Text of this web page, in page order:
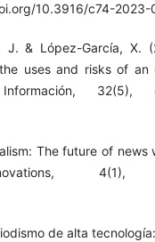
10.3916/c74-2023-
J. & López-García, X.
uses and risks of an
32(5),
The future of news
4(1),
de alta